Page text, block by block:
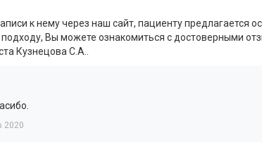
к нему через наш сайт, пациенту предлагается
Вы можете ознакомиться с достоверными
Кузнецова С.А..
2020